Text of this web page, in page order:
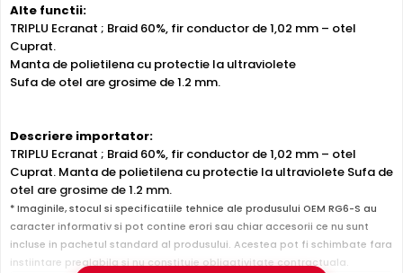
Alte functii:
TRIPLU Ecranat ; Braid 60%, fir conductor de 1,02 mm – otel
Cuprat.
Manta de polietilena cu protectie la ultraviolete
Sufa de otel are grosime de 1.2 mm.
Descriere importator:
TRIPLU Ecranat ; Braid 60%, fir conductor de 1,02 mm – otel
Cuprat. Manta de polietilena cu protectie la ultraviolete Sufa de
otel are grosime de 1.2 mm.
* Imaginile, stocul si specificatiile tehnice ale produsului OEM RG6-S au
caracter informativ si pot contine erori sau chiar accesorii ce nu sunt
incluse in pachetul standard al produsului. Acestea pot fi schimbate fara
instiintare prealabila si nu constituie obligativitate contractuala.